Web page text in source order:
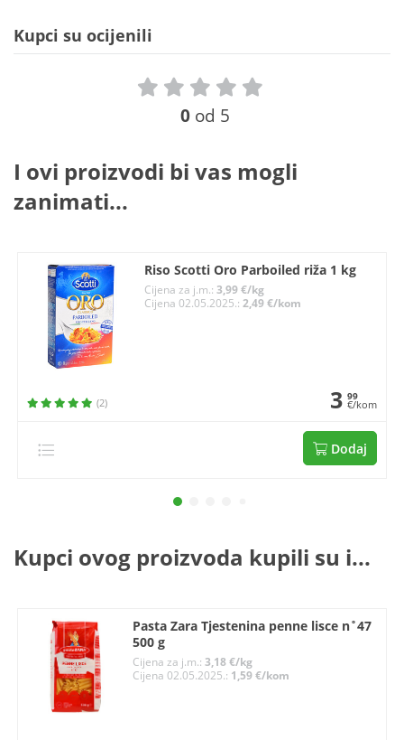
Kupci su ocijenili
0 od 5
I ovi proizvodi bi vas mogli
zanimati...
Riso Scotti Oro Parboiled riža 1 kg
Cijena za j.m.:3,99 €/kg
Cijena 02.05.2025.:2,49 €/kom
(2) 3 99
€/kom
Dodaj
Kupci ovog proizvoda kupili su i...
Pasta Zara Tjestenina penne lisce n˚47
500 g
Cijena za j.m.: 3,18 €/kg
Cijena 02.05.2025.: 1,59 €/kom